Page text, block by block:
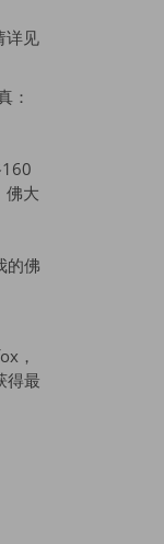
详见
：
佛大
的佛
，
得最